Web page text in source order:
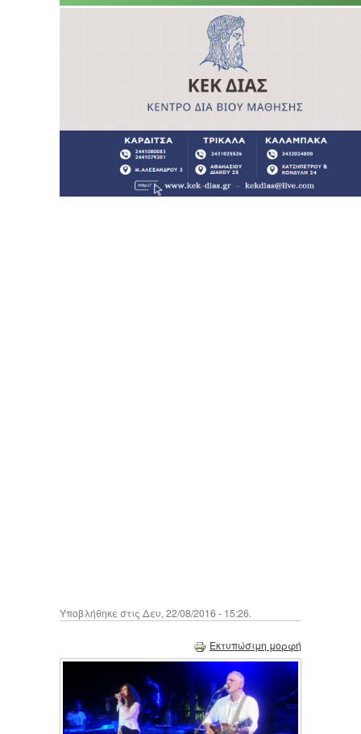
Υποβλήθηκε στις Δευ, 22/08/2016 - 15:26.
Εκτυπώσιμη μορφή